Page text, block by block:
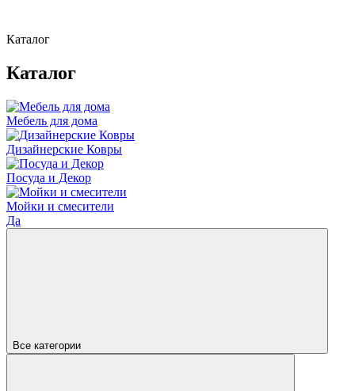
Каталог
Каталог
Мебель для дома
Дизайнерские Ковры
Посуда и Декор
Мойки и смесители
Да
Все категории